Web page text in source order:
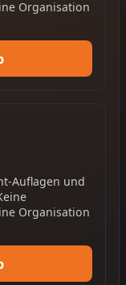
Organisation
Auflagen und
Organisation